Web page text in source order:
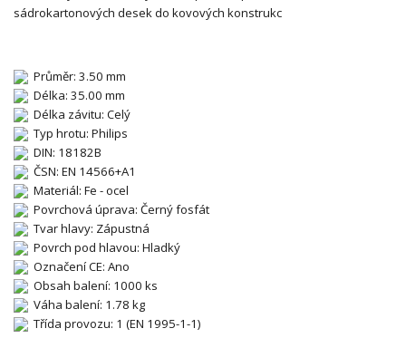
sádrokartonových desek do kovových konstrukc
Průměr: 3.50 mm
Délka: 35.00 mm
Délka závitu: Celý
Typ hrotu: Philips
DIN: 18182B
ČSN: EN 14566+A1
Materiál: Fe - ocel
Povrchová úprava: Černý fosfát
Tvar hlavy: Zápustná
Povrch pod hlavou: Hladký
Označení CE: Ano
Obsah balení: 1000 ks
Váha balení: 1.78 kg
Třída provozu: 1 (EN 1995-1-1)